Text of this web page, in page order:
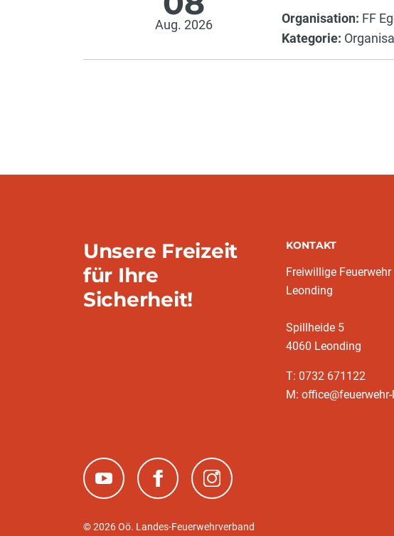
Aug. 2026
Organisation: FF
Kategorie:
Unsere Freizeit
für Ihre
Sicherheit!
KONTAKT
Freiwillige
Leonding
Spillheide 5
4060 Leonding
T: 0732 671122
M:
(neues Fenster)(neues Fenster)(neues Fenster)
© 2026 Oö. Landes-Feuerwehrverband